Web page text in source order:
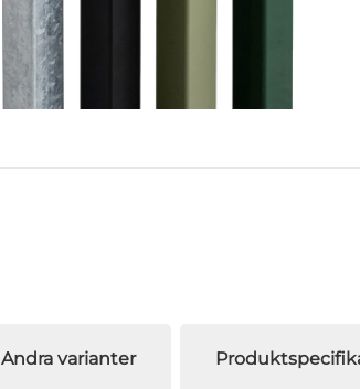
Andra varianter